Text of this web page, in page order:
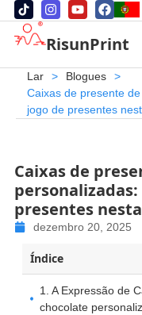
RisunPrint
Lar > Blogues
>
Caixas de presente
jogo de presentes
Caixas de
personalizadas:
presentes
dezembro 20, 2025
Índice
1. A Expressão de
chocolate